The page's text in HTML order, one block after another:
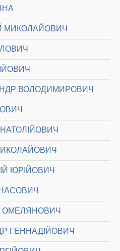
МИКОЛАЙОВИЧ
ВОЛОДИМИРОВИЧ
ЮРІЙОВИЧ
ОМЕЛЯНОВИЧ
ГЕННАДІЙОВИЧ